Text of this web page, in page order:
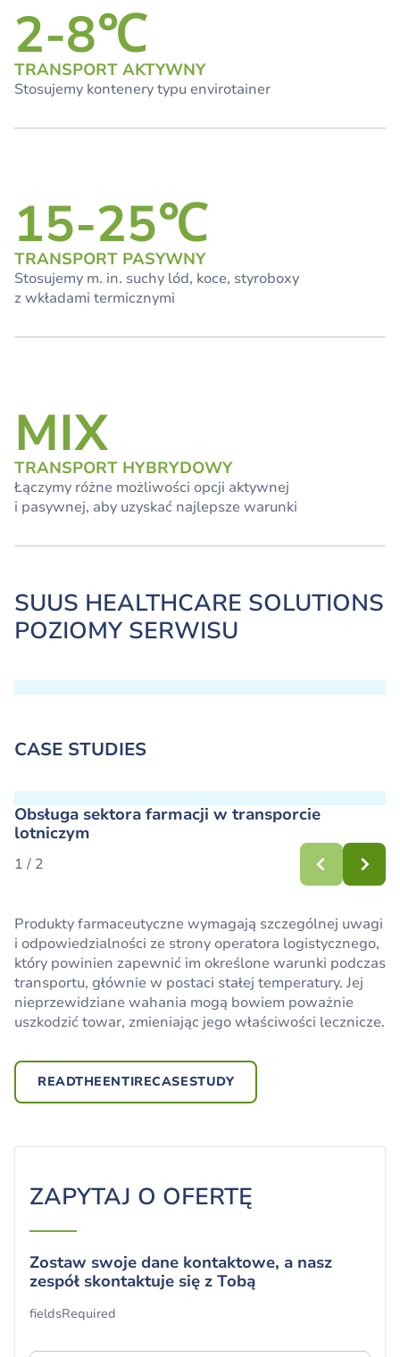
2-8℃
TRANSPORT AKTYWNY
Stosujemy kontenery typu envirotainer
15-25℃
TRANSPORT PASYWNY
Stosujemy m. in. suchy lód, koce, styroboxy
z wkładami termicznymi
MIX
TRANSPORT HYBRYDOWY
Łączymy różne możliwości opcji aktywnej
i pasywnej, aby uzyskać najlepsze warunki
SUUS HEALTHCARE SOLUTIONS
POZIOMY SERWISU
CASE STUDIES
Obsługa sektora farmacji w transporcie
lotniczym
1 / 2
Produkty farmaceutyczne wymagają szczególnej uwagi
i odpowiedzialności ze strony operatora logistycznego,
który powinien zapewnić im określone warunki podczas
transportu, głównie w postaci stałej temperatury. Jej
nieprzewidziane wahania mogą bowiem poważnie
uszkodzić towar, zmieniając jego właściwości lecznicze.
READTHEENTIRECASESTUDY
Kompleksowa obsługa logistyczna jest kluczowa dla
rozwoju biznesowego firm produkcyjnych, w tym tych
z branży kosmetycznej. Przyczynia się do efektywnego
wytwarzania towarów oraz wzrostu sprzedaży. W jaki
sposób?
READTHEENTIRECASESTUDY
ZAPYTAJ O OFERTĘ
Zostaw swoje dane kontaktowe, a nasz
zespół skontaktuje się z Tobą
fieldsRequired
Twój formularz został pomyślnie